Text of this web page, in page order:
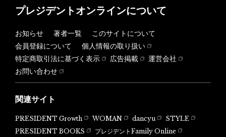
プレジデントオンラインについて
お知らせ 著者一覧
このサイトについて
会員登録について
個人情報の取り扱い
特定商取引法に基づく表示
広告掲載
運営会社
お問い合わせ
関連サイト
PRESIDENT Growth WOMAN dancyu
STYLE
PRESIDENT BOOKS
プレジデントFamily Online